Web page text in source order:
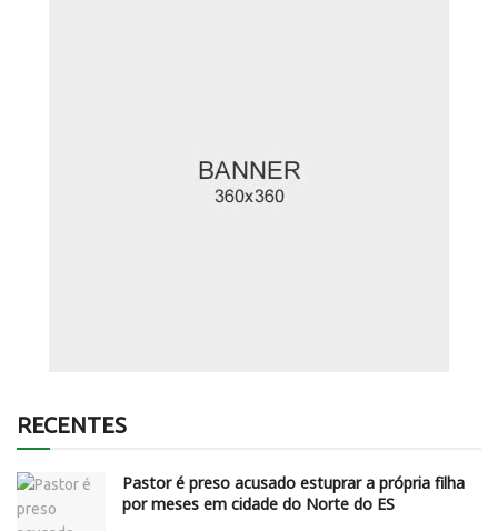
RECENTES
Pastor é preso acusado estuprar a própria filha
por meses em cidade do Norte do ES